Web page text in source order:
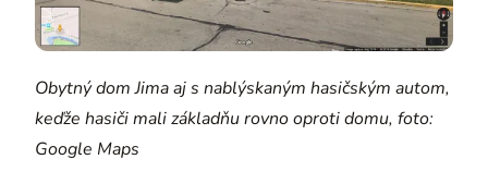
Obytný dom Jima aj s nablýskaným hasičským autom,
keďže hasiči mali základňu rovno oproti domu, foto:
Google Maps